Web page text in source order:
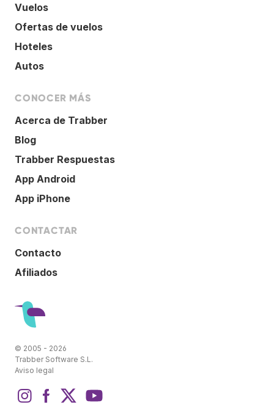
Vuelos
Ofertas de vuelos
Hoteles
Autos
CONOCER MÁS
Acerca de Trabber
Blog
Trabber Respuestas
App Android
App iPhone
CONTACTAR
Contacto
Afiliados
© 2005 - 2026
Trabber Software S.L.
Aviso legal